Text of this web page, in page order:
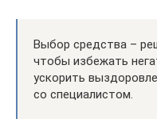
Выбор средства –
чтобы избежать
ускорить
со специалистом.